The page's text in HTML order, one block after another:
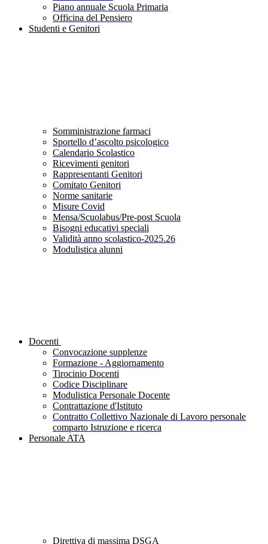
Piano annuale Scuola Primaria
Officina del Pensiero
Studenti e Genitori
Somministrazione farmaci
Sportello d’ascolto psicologico
Calendario Scolastico
Ricevimenti genitori
Rappresentanti Genitori
Comitato Genitori
Norme sanitarie
Misure Covid
Mensa/Scuolabus/Pre-post Scuola
Bisogni educativi speciali
Validità anno scolastico-2025.26
Modulistica alunni
Docenti
Convocazione supplenze
Formazione - Aggiornamento
Tirocinio Docenti
Codice Disciplinare
Modulistica Personale Docente
Contrattazione d'Istituto
Contratto Collettivo Nazionale di Lavoro personale
comparto Istruzione e ricerca
Personale ATA
Direttiva di massima DSGA